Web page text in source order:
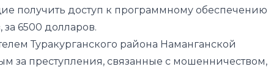
получить доступ к программному обеспечению
6500 долларов.
Туракурганского района Наманганской
за преступления, связанные с мошенничеством,